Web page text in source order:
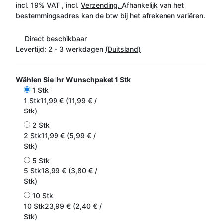
incl. 19% VAT , incl. Verzending. Afhankelijk van het
bestemmingsadres kan de btw bij het afrekenen variëren.
Direct beschikbaar
Levertijd: 2 - 3 werkdagen (Duitsland)
Wählen Sie Ihr Wunschpaket1 Stk
1 Stk
1 Stk11,99 € (11,99 € /
Stk)
2 Stk
2 Stk11,99 € (5,99 € /
Stk)
5 Stk
5 Stk18,99 € (3,80 € /
Stk)
10 Stk
10 Stk23,99 € (2,40 € /
Stk)